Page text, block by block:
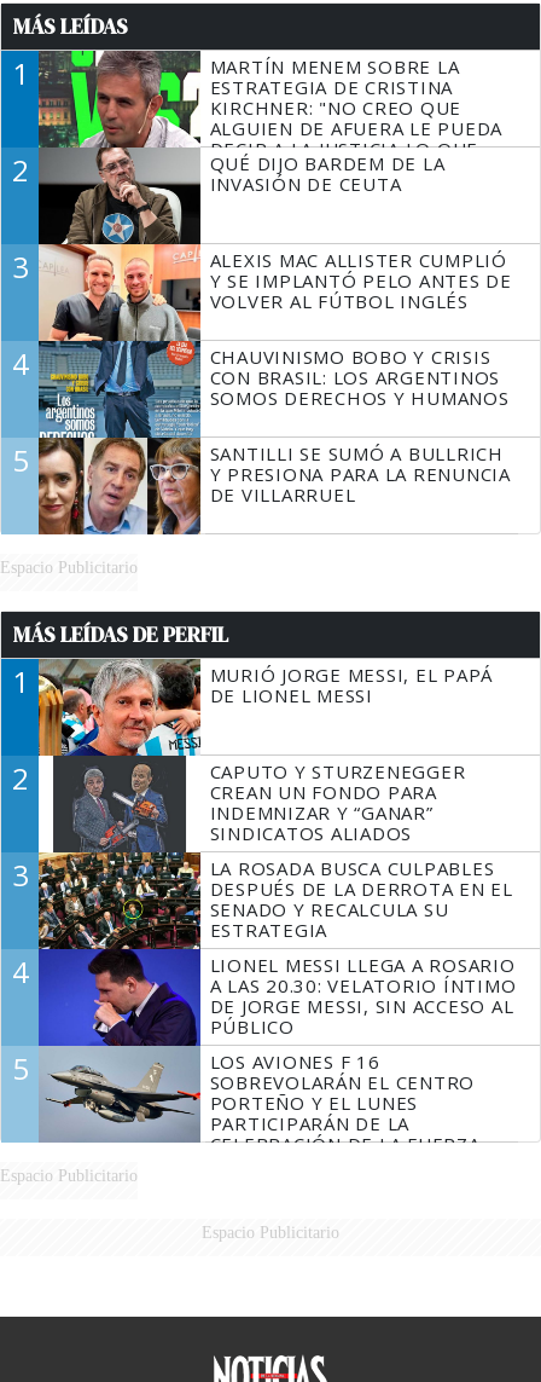
MÁS LEÍDAS
1
MARTÍN MENEM SOBRE LA
ESTRATEGIA DE CRISTINA
KIRCHNER: "NO CREO QUE
ALGUIEN DE AFUERA LE PUEDA
DECIR A LA JUSTICIA LO QUE
TIENE QUE HACER"
2
QUÉ DIJO BARDEM DE LA
INVASIÓN DE CEUTA
3
ALEXIS MAC ALLISTER CUMPLIÓ
Y SE IMPLANTÓ PELO ANTES DE
VOLVER AL FÚTBOL INGLÉS
4
CHAUVINISMO BOBO Y CRISIS
CON BRASIL: LOS ARGENTINOS
SOMOS DERECHOS Y HUMANOS
5
SANTILLI SE SUMÓ A BULLRICH
Y PRESIONA PARA LA RENUNCIA
DE VILLARRUEL
Espacio Publicitario
MÁS LEÍDAS DE PERFIL
1
MURIÓ JORGE MESSI, EL PAPÁ
DE LIONEL MESSI
2
CAPUTO Y STURZENEGGER
CREAN UN FONDO PARA
INDEMNIZAR Y “GANAR”
SINDICATOS ALIADOS
3
LA ROSADA BUSCA CULPABLES
DESPUÉS DE LA DERROTA EN EL
SENADO Y RECALCULA SU
ESTRATEGIA
4
LIONEL MESSI LLEGA A ROSARIO
A LAS 20.30: VELATORIO ÍNTIMO
DE JORGE MESSI, SIN ACCESO AL
PÚBLICO
5
LOS AVIONES F 16
SOBREVOLARÁN EL CENTRO
PORTEÑO Y EL LUNES
PARTICIPARÁN DE LA
CELEBRACIÓN DE LA FUERZA
Espacio Publicitario
Espacio Publicitario